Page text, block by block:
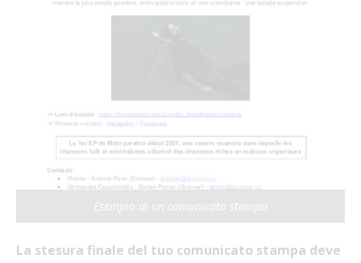
Esempio di un comunicato stampa
La stesura finale del tuo comunicato stampa deve